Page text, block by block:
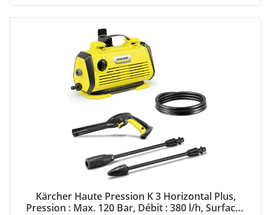
Kärcher Haute Pression K 3 Horizontal Plus,
Pression : Max. 120 Bar, Débit : 380 l/h, Surface :